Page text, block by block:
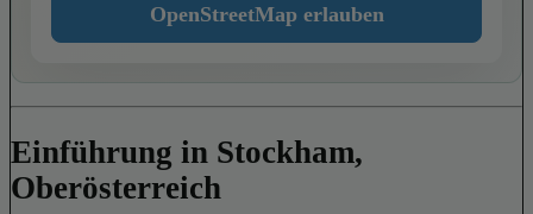
OpenStreetMap erlauben
Einführung in Stockham,
Oberösterreich